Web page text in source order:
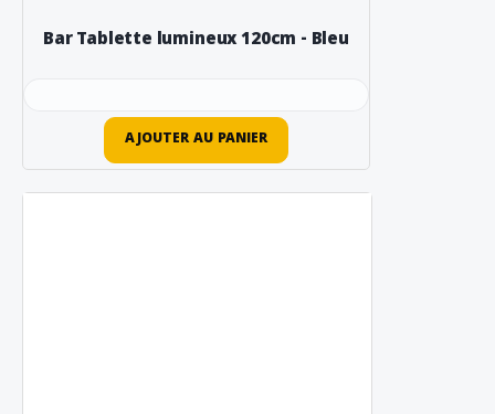
Bar Tablette lumineux 120cm - Bleu
AJOUTER AU PANIER